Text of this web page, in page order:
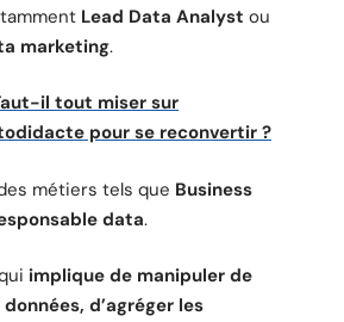
Lead Data Analyst ou
marketing.
il tout miser sur
pour se reconvertir ?
métiers tels que Business
data.
implique de manipuler de
d’agréger les